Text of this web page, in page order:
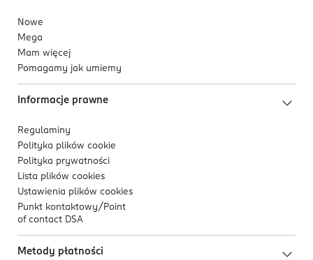
Nowe
Mega
Mam więcej
Pomagamy jak umiemy
Informacje prawne
Regulaminy
Polityka plików cookie
Polityka prywatności
Lista plików cookies
Ustawienia plików cookies
Punkt kontaktowy/ Point
of contact DSA
Metody płatności